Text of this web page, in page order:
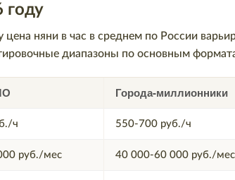
году
няни в час в среднем по России
диапазоны по основным
Города-миллионники
ч 550-700 руб./ч
руб./мес 40 000-60 000 руб./мес